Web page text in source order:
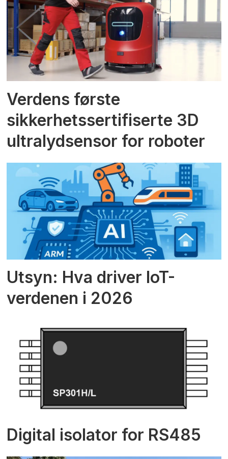
Verdens første
sikkerhetssertifiserte 3D
ultralydsensor for roboter
Utsyn: Hva driver IoT-
verdenen i 2026
Digital isolator for RS485